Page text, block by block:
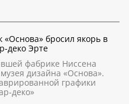
бросил якорь в
деко Эрте
фабрике Ниссена
дизайна «Основа».
графики
деко»